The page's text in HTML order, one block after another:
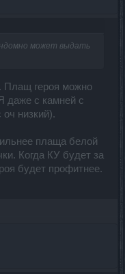
может выдать
Плащ героя можно
даже с камней с
низкий).
плаща белой
Когда КУ будет за
будет профитнее.